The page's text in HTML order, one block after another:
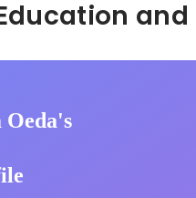
Oeda's